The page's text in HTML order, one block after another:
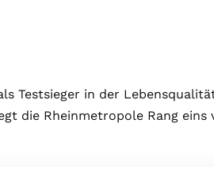
Testsieger in der
die Rheinmetropole Rang eins